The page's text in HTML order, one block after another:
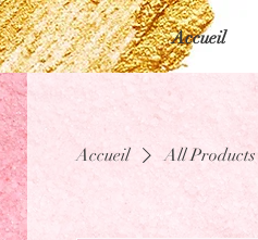
Accueil
Accueil All Products